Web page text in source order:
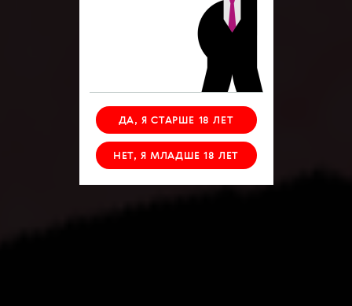
ДА, Я СТАРШЕ 18 ЛЕТ
НЕТ, Я МЛАДШЕ 18 ЛЕТ